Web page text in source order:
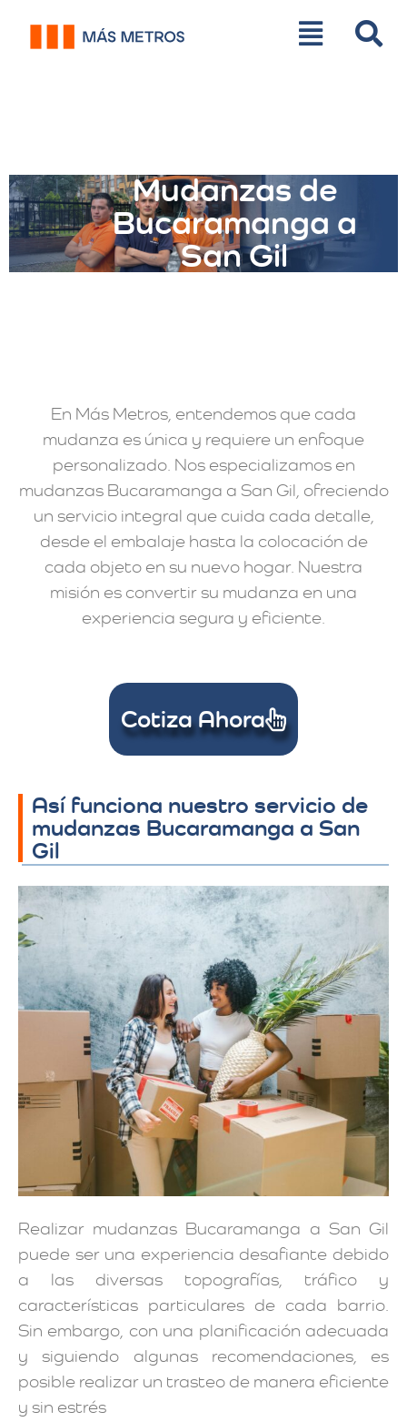
Mudanzas de
Bucaramanga a
San Gil
En Más Metros, entendemos que cada
mudanza es única y requiere un enfoque
personalizado. Nos especializamos en
mudanzas Bucaramanga a San Gil, ofreciendo
un servicio integral que cuida cada detalle,
desde el embalaje hasta la colocación de
cada objeto en su nuevo hogar. Nuestra
misión es convertir su mudanza en una
experiencia segura y eficiente.
Cotiza Ahora
Así funciona nuestro servicio de
mudanzas Bucaramanga a San
Gil
Realizar mudanzas Bucaramanga a San Gil
puede ser una experiencia desafiante debido
a las diversas topografías, tráfico y
características particulares de cada barrio.
Sin embargo, con una planificación adecuada
y siguiendo algunas recomendaciones, es
posible realizar un trasteo de manera eficiente
y sin estrés